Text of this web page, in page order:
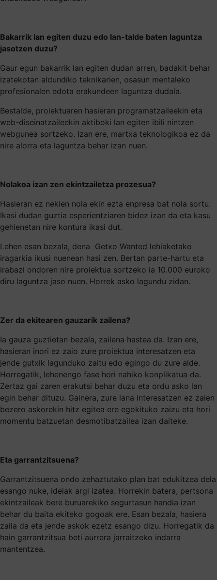
Bakarrik lan egiten duzu edo lan-talde baten laguntza
jasotzen duzu?
Gaur egun bakarrik lan egiten dudan arren, badakit behar
izatekotan aldundiko teknikarien, osasun mentaleko
profesionalen edota erakundeen laguntza dudala.
Bestalde, proiektuaren hasieran programatzaileekin eta
web-diseinatzaileekin aktiboki lan egiten ibili nintzen
webgunea sortzeko. Izan ere, martxa teknologikoa ez da
nire alorra eta laguntza behar izan nuen.
Nolakoa izan zen ekintzailetza prozesua?
Hasieran ez nekien nola ekin ezta enpresa bat nola sortu.
Ikasi dudan guztia esperientziaren bidez izan da eta kasu
gehienetan nire kontura ikasi dut.
Lehen esan bezala, dena Getxo Wanted lehiaketako
iragarkia ikusi nuenean hasi zen. Bertan parte-hartu eta
irabazi ondoren nire proiektua sortzeko ia 10.000 euroko
diru laguntza jaso nuen. Horrek asko lagundu zidan.
Zer da ekitearen gauzarik zailena?
Ia gauza guztietan bezala, zailena hastea da. Izan ere,
hasieran inori ez zaio zure proiektua interesatzen eta
jende gutxik lagunduko zaitu edo egingo du zure alde.
Horregatik, lehenengo fase hori nahiko konplikatua da.
Zertaz gai zaren erakutsi behar duzu eta ordu asko lan
egin behar dituzu. Gainera, zure lana interesatzen ez zaien
bezero askorekin hitz egitea ere egokituko zaizu eta hori
momentu batzuetan desmotibatzailea izan daiteke.
Eta garrantzitsuena?
Garrantzitsuena ondo zehaztutako plan bat edukitzea dela
esango nuke, ideiak argi izatea. Horrekin batera, pertsona
ekintzaileak bere buruarekiko segurtasun handia izan
behar du baita ekiteko gogoak ere. Esan bezala, hasiera
zaila da eta jende askok ezetz esango dizu. Horregatik da
hain garrantzitsua beti aurrera jarraitzeko indarra
mantentzea.